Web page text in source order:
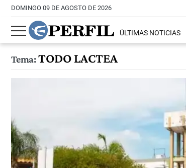
DOMINGO 09 DE AGOSTO DE 2026
ÚLTIMAS NOTICIAS
Tema:TODO LACTEA